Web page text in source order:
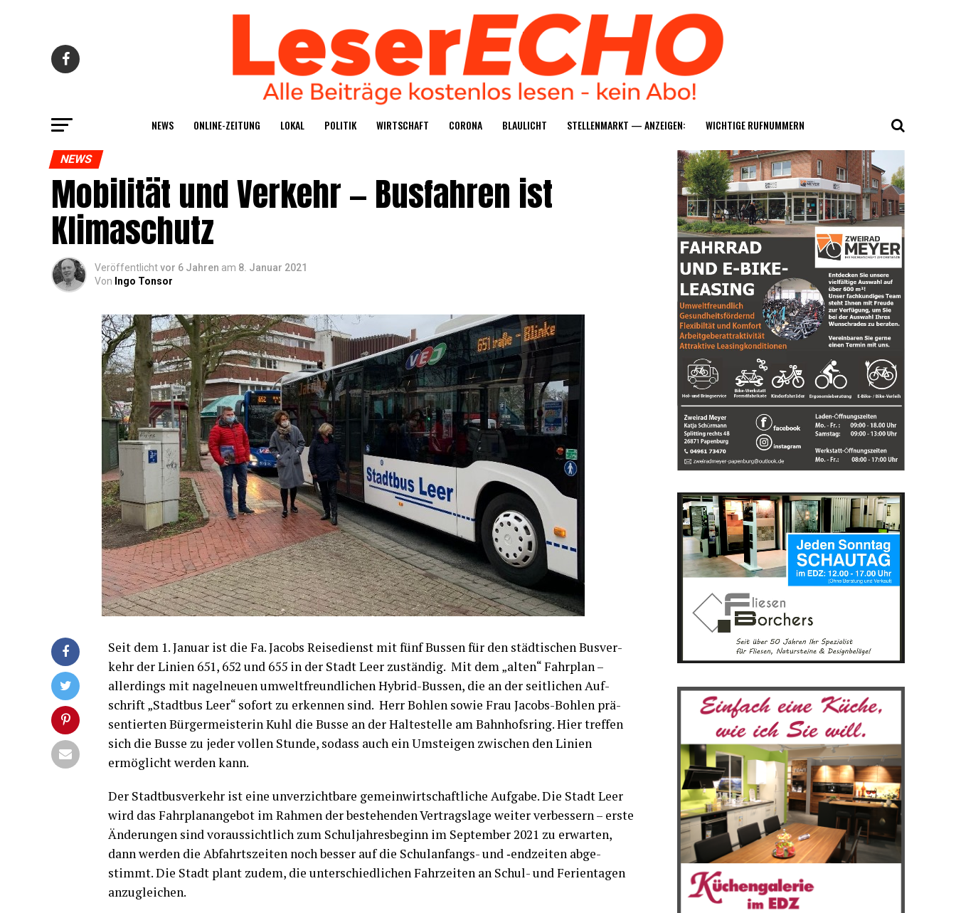
NEWS ONLINE-ZEI­TUNG LOKAL POLI­TIK WIRT­SCHAFT CORO­NA BLAU­LICHT STEL­LEN­MARKT — ANZEIGEN: WICH­TI­GE RUFNUMMERN
NEWS
Mobi­li­tät und Ver­kehr — Bus­fah­ren ist
Klimaschutz
Veröffentlichtvor 6 Jahren am 8. Januar 2021
Von Ingo Tonsor
Seit dem 1. Janu­ar ist die Fa. Jacobs Rei­se­dienst mit fünf Bus­sen für den städ­ti­schen Bus­ver­
kehr der Lini­en 651, 652 und 655 in der Stadt Leer zustän­dig. Mit dem „alten“ Fahr­plan –
aller­dings mit nagel­neu­en umwelt­freund­li­chen Hybrid-Bus­sen, die an der seit­li­chen Auf­
schrift „Stadt­bus Leer“ sofort zu erken­nen sind. Herr Boh­len sowie Frau Jacobs-Boh­len prä­
sen­tier­ten Bür­ger­meis­te­rin Kuhl die Bus­se an der Hal­te­stel­le am Bahn­hofs­ring. Hier tref­fen
sich die Bus­se zu jeder vol­len Stun­de, sodass auch ein Umstei­gen zwi­schen den Lini­en
ermög­licht wer­den kann.
Der Stadt­bus­ver­kehr ist eine unver­zicht­ba­re gemein­wirt­schaft­li­che Auf­ga­be. Die Stadt Leer
wird das Fahr­plan­an­ge­bot im Rah­men der bestehen­den Ver­trags­la­ge wei­ter ver­bes­sern – ers­te
Ände­run­gen sind vor­aus­sicht­lich zum Schul­jah­res­be­ginn im Sep­tem­ber 2021 zu erwar­ten,
dann wer­den die Abfahrts­zei­ten noch bes­ser auf die Schul­an­fangs- und ‑end­zei­ten abge­
stimmt. Die Stadt plant zudem, die unter­schied­li­chen Fahr­zei­ten an Schul- und Feri­en­ta­gen
anzugleichen.